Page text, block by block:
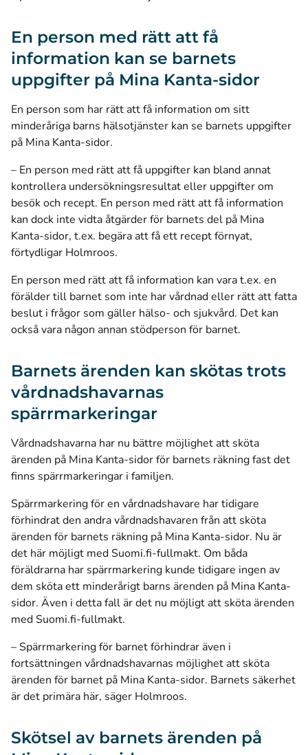
En person med rätt att få
information kan se barnets
uppgifter på Mina Kanta-sidor
En person som har rätt att få information om sitt
minderåriga barns hälsotjänster kan se barnets uppgifter
på Mina Kanta-sidor.
– En person med rätt att få uppgifter kan bland annat
kontrollera undersökningsresultat eller uppgifter om
besök och recept. En person med rätt att få information
kan dock inte vidta åtgärder för barnets del på Mina
Kanta-sidor, t.ex. begära att få ett recept förnyat,
förtydligar Holmroos.
En person med rätt att få information kan vara t.ex. en
förälder till barnet som inte har vårdnad eller rätt att fatta
beslut i frågor som gäller hälso- och sjukvård. Det kan
också vara någon annan stödperson för barnet.
Barnets ärenden kan skötas trots
vårdnadshavarnas
spärrmarkeringar
Vårdnadshavarna har nu bättre möjlighet att sköta
ärenden på Mina Kanta-sidor för barnets räkning fast det
finns spärrmarkeringar i familjen.
Spärrmarkering för en vårdnadshavare har tidigare
förhindrat den andra vårdnadshavaren från att sköta
ärenden för barnets räkning på Mina Kanta-sidor. Nu är
det här möjligt med Suomi.fi-fullmakt. Om båda
föräldrarna har spärrmarkering kunde tidigare ingen av
dem sköta ett minderårigt barns ärenden på Mina Kanta-
sidor. Även i detta fall är det nu möjligt att sköta ärenden
med Suomi.fi-fullmakt.
– Spärrmarkering för barnet förhindrar även i
fortsättningen vårdnadshavarnas möjlighet att sköta
ärenden för barnet på Mina Kanta-sidor. Barnets säkerhet
är det primära här, säger Holmroos.
Skötsel av barnets ärenden på